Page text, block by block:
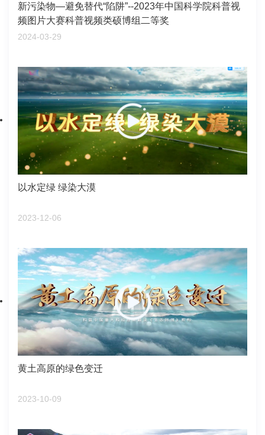
新污染物—避免替代“陷阱”--2023年中国科学院科普视
频图片大赛科普视频类硕博组二等奖
2024-03-29
以水定绿 绿染大漠
2023-12-06
黄土高原的绿色变迁
2023-10-09